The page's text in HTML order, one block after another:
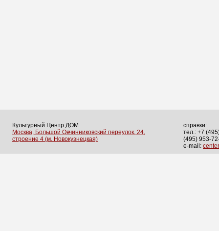
Культурный Центр ДОМ
Москва, Большой Овчинниковский переулок, 24,
строение 4 (м. Новокузнецкая)
справки:
тел.: +7
(495) 953-
e-mail: